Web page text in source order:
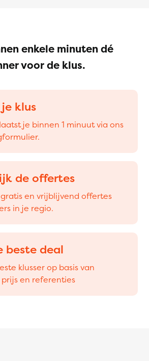
enkele minuten dé
voor de klus.
klus
je binnen 1 minuut via ons
de offertes
en vrijblijvend offertes
in je regio.
beste deal
klusser op basis van
en referenties